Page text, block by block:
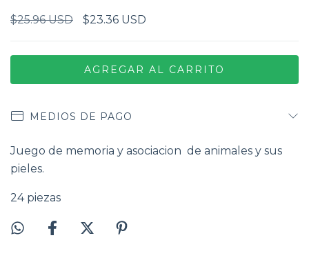
$25.96 USD $23.36 USD
MEDIOS DE PAGO
Juego de memoria y asociacion de animales y sus
pieles.
24 piezas